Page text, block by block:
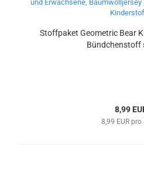
Stoffpaket Geometric Bear
Bündchenstoff
8,99
8,99 EUR pro